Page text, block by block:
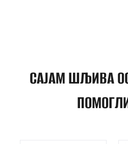
САЈАМ ШЉИВА